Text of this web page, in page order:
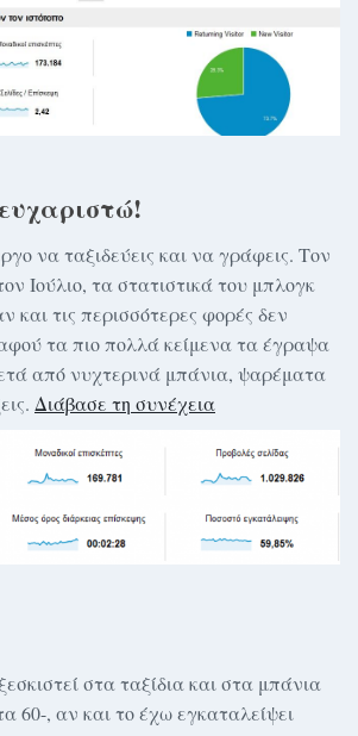
να ταξιδεύεις και να γράφεις. Τον
Ιούλιο, τα στατιστικά του μπλογκ
και τις περισσότερες φορές δεν
τα πιο πολλά κείμενα τα έγραψα
από νυχτερινά μπάνια, ψαρέματα
Διάβασε τη συνέχεια
στα ταξίδια και στα μπάνια
60-, αν και το έχω εγκαταλείψει